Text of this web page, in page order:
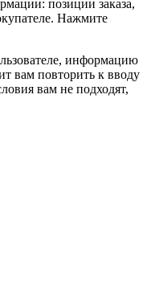
позиции заказа,
Нажмите
информацию
вам повторить к вводу
вам не подходят,